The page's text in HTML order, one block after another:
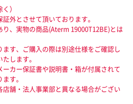
）
外とさせて頂いております。
、実物の商品(Aterm 19000T12BE)とは
す、ご購入の際は別途仕様をご確認し
します。
カー保証書や説明書・箱が付属されて
す。
舗・法人事業部と異なる場合がござい